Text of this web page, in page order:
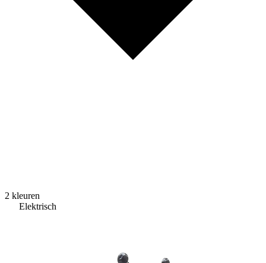
2 kleuren
Elektrisch